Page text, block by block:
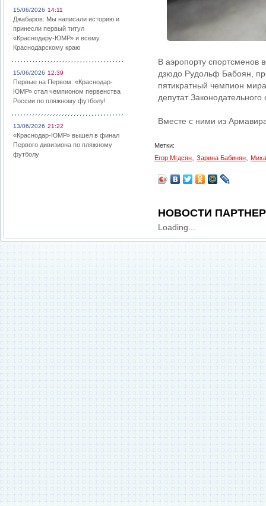
15/06/2026 14:11
Джабаров: Мы написали историю и
принесли первый титул
«Краснодару-ЮМР» и всему
Краснодарскому краю
15/06/2026 12:39
Первые на Первом: «Краснодар-
ЮМР» стал чемпионом первенства
России по пляжному футболу!
13/06/2026 21:22
«Краснодар-ЮМР» вышел в финал
Первого дивизиона по пляжному
футболу
В аэропорту спортсменов
дзюдо Рудольф Бабоян,
пятикратный чемпион
депутат
Вместе с ними из
Метки:
Егор Мгдсян
Зарина Бабинян
НОВОСТИ
Loading...